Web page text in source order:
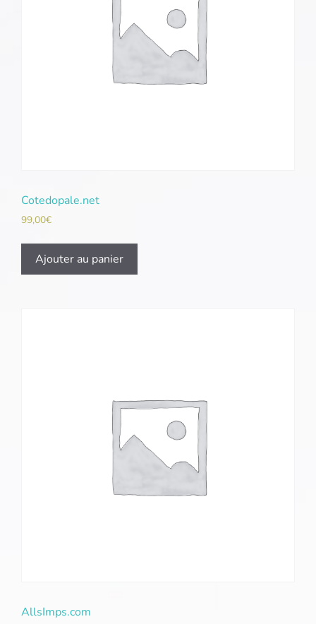
Cotedopale.net
99,00€
Ajouter au panier
AllsImps.com